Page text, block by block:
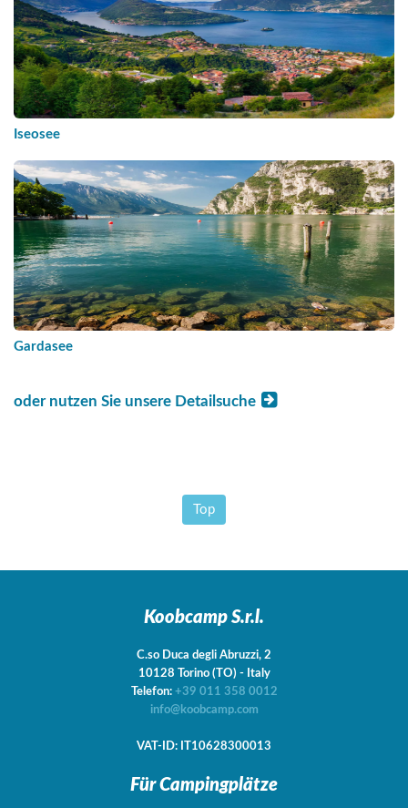
Iseosee
Gardasee
oder nutzen Sie unsere Detailsuche
Top
Koobcamp S.r.l.
C.so Duca degli Abruzzi, 2
10128 Torino (TO) - Italy
Telefon: +39 011 358 0012
info@koobcamp.com
VAT-ID: IT10628300013
Für Campingplätze